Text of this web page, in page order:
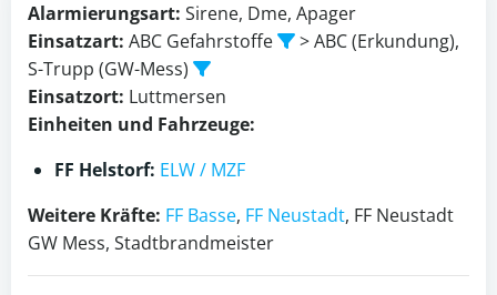
Alarmierungsart: Sirene, Dme, Apager
Einsatzart: ABC Gefahrstoffe
> ABC (Erkundung),
S-Trupp (GW-Mess)
Einsatzort: Luttmersen
Einheiten und Fahrzeuge:
FF Helstorf: ELW / MZF
Weitere Kräfte: FF Basse, FF Neustadt, FF Neustadt
GW Mess, Stadtbrandmeister